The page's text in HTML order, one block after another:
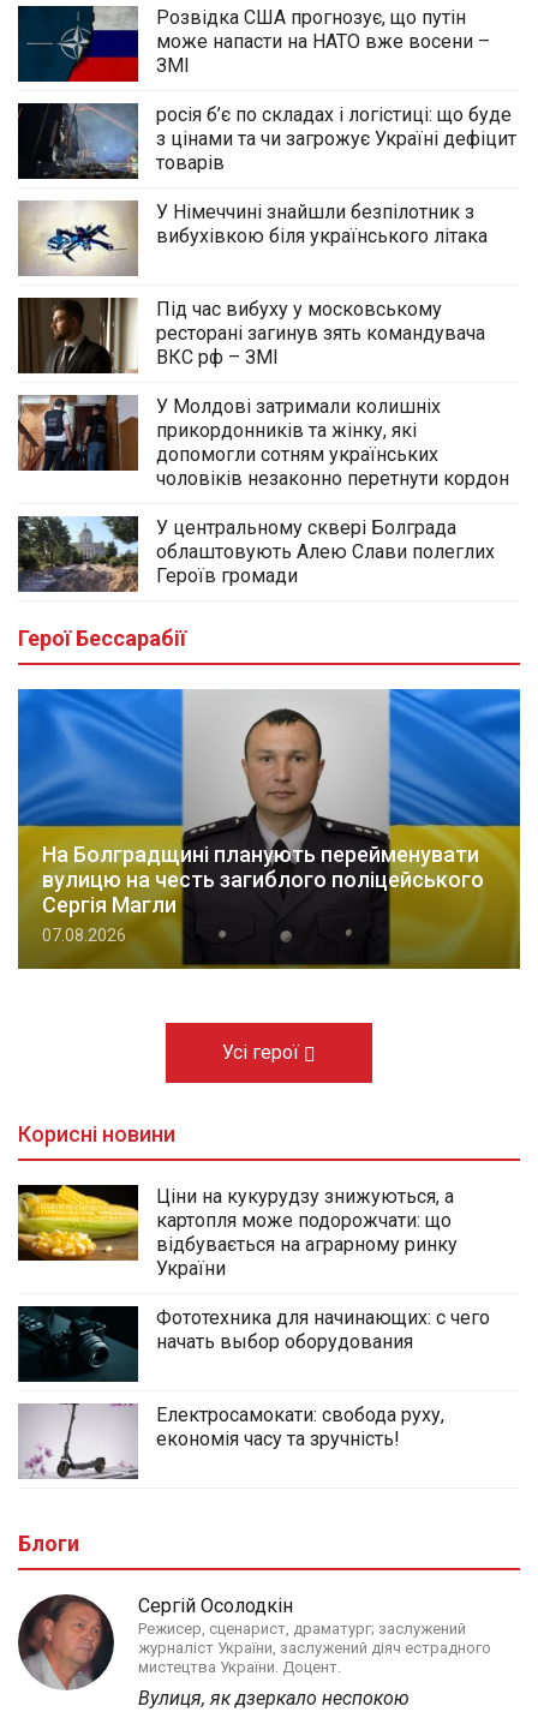
Розвідка США прогнозує, що путін
може напасти на НАТО вже восени –
ЗМІ
росія б’є по складах і логістиці: що буде
з цінами та чи загрожує Україні дефіцит
товарів
У Німеччині знайшли безпілотник з
вибухівкою біля українського літака
Під час вибуху у московському
ресторані загинув зять командувача
ВКС рф – ЗМІ
У Молдові затримали колишніх
прикордонників та жінку, які
допомогли сотням українських
чоловіків незаконно перетнути кордон
У центральному сквері Болграда
облаштовують Алею Слави полеглих
Героїв громади
Герої Бессарабії
На Болградщині планують перейменувати
вулицю на честь загиблого поліцейського
Сергія Магли
07.08.2026
Усі герої
Корисні новини
Ціни на кукурудзу знижуються, а
картопля може подорожчати: що
відбувається на аграрному ринку
України
Фототехника для начинающих: с чего
начать выбор оборудования
Електросамокати: свобода руху,
економія часу та зручність!
Блоги
Сергій Осолодкін
Режисер, сценарист, драматург; заслужений
журналіст України, заслужений діяч естрадного
мистецтва України. Доцент.
Вулиця, як дзеркало неспокою